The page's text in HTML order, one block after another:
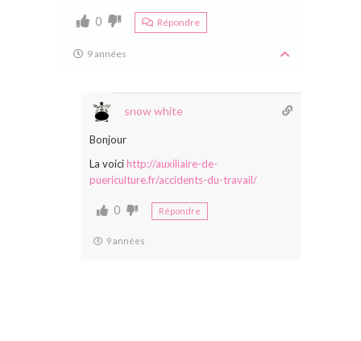
0 Répondre
9 années
snow white
Bonjour
La voicihttp://auxiliaire-de-
puericulture.fr/accidents-du-travail/
0 Répondre
9 années